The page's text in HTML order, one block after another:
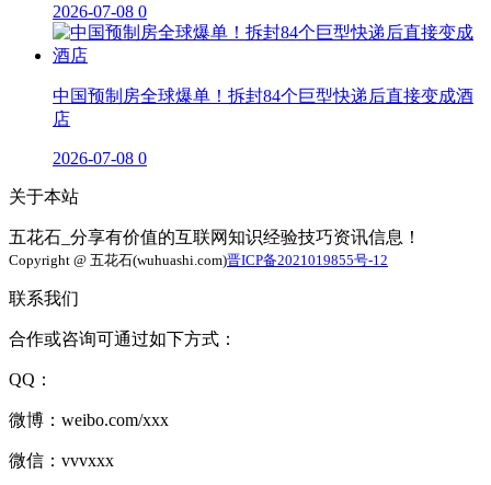
2026-07-08 0
中国预制房全球爆单！拆封84个巨型快递后直接变成酒
店
2026-07-08 0
关于本站
五花石_分享有价值的互联网知识经验技巧资讯信息！
Copyright @ 五花石(wuhuashi.com)晋ICP备2021019855号-12
联系我们
合作或咨询可通过如下方式：
QQ：
微博：weibo.com/xxx
微信：vvvxxx